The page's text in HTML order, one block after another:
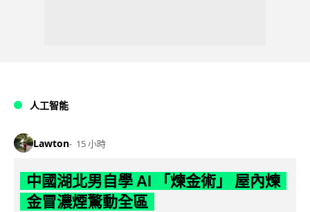
人工智能
Lawton 15 小時
中國湖北男自學 AI 「煉金術」 屋內煉
金冒濃煙驚動全區